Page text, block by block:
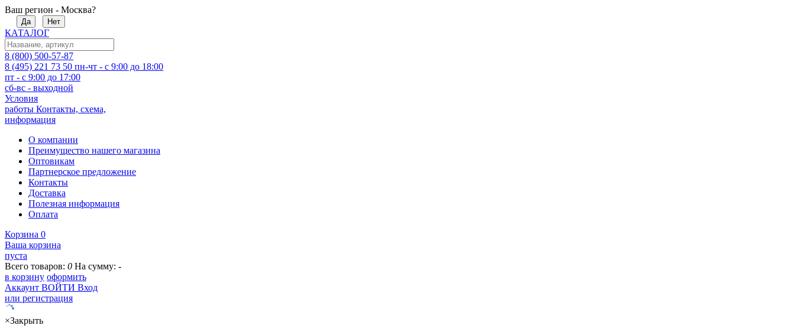
Ваш регион - Москва?
Да Нет
КАТАЛОГ
8 (800) 500-57-87
8 (495) 221 73 50 пн-чт - с 9:00 до 18:00
пт - с 9:00 до 17:00
сб-вс - выходной
Условия
работы Контакты, схема,
информация
О компании
Преимущество нашего магазина
Оптовикам
Партнерское предложение
Контакты
Доставка
Полезная информация
Оплата
Корзина 0
Ваша корзина
пуста
Всего товаров: 0 На сумму: -
в корзину оформить
Аккаунт ВОЙТИ Вход
или регистрация
×Закрыть